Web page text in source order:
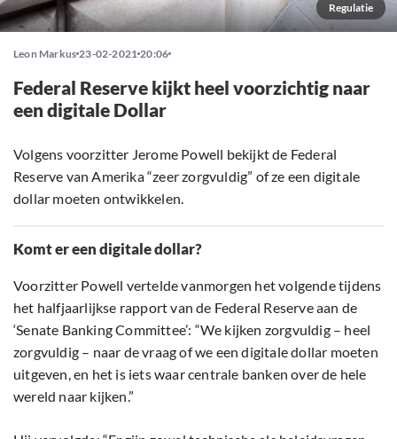
Regulatie
Leon Markus 23-02-2021 20:06
Federal Reserve kijkt heel voorzichtig naar
een digitale Dollar
Volgens voorzitter Jerome Powell bekijkt de Federal
Reserve van Amerika “zeer zorgvuldig” of ze een digitale
dollar moeten ontwikkelen.
Komt er een digitale dollar?
Voorzitter Powell vertelde vanmorgen het volgende tijdens
het halfjaarlijkse rapport van de Federal Reserve aan de
‘Senate Banking Committee’: “We kijken zorgvuldig – heel
zorgvuldig – naar de vraag of we een digitale dollar moeten
uitgeven, en het is iets waar centrale banken over de hele
wereld naar kijken.”